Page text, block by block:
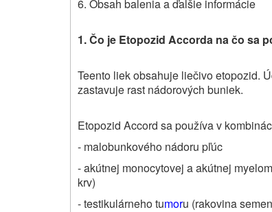
6. Obsah balenia a ďalšie informácie
1. Čo je Etopozid Accorda načo sa
Teento liek obsahuje liečivo etopozid.
zastavuje rast nádorových buniek.
Etopozid Accord sa používa v
- malobunkového nádoru pľúc
- akútnej monocytovej a akútnej
krv)
- testikulárneho tumoru (rakovina